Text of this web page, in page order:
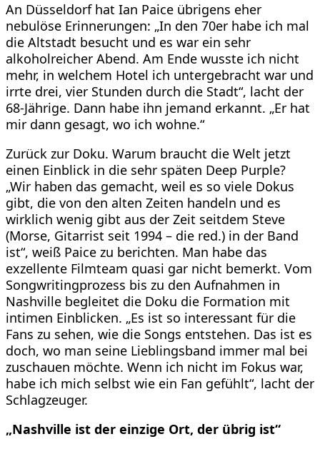
An Düsseldorf hat Ian Paice übrigens eher
nebulöse Erinnerungen: „In den 70er habe ich mal
die Altstadt besucht und es war ein sehr
alkoholreicher Abend. Am Ende wusste ich nicht
mehr, in welchem Hotel ich untergebracht war und
irrte drei, vier Stunden durch die Stadt“, lacht der
68-Jährige. Dann habe ihn jemand erkannt. „Er hat
mir dann gesagt, wo ich wohne.“
Zurück zur Doku. Warum braucht die Welt jetzt
einen Einblick in die sehr späten Deep Purple?
„Wir haben das gemacht, weil es so viele Dokus
gibt, die von den alten Zeiten handeln und es
wirklich wenig gibt aus der Zeit seitdem Steve
(Morse, Gitarrist seit 1994 – die red.) in der Band
ist“, weiß Paice zu berichten. Man habe das
exzellente Filmteam quasi gar nicht bemerkt. Vom
Songwritingprozess bis zu den Aufnahmen in
Nashville begleitet die Doku die Formation mit
intimen Einblicken. „Es ist so interessant für die
Fans zu sehen, wie die Songs entstehen. Das ist es
doch, wo man seine Lieblingsband immer mal bei
zuschauen möchte. Wenn ich nicht im Fokus war,
habe ich mich selbst wie ein Fan gefühlt“, lacht der
Schlagzeuger.
„Nashville ist der einzige Ort, der übrig ist“